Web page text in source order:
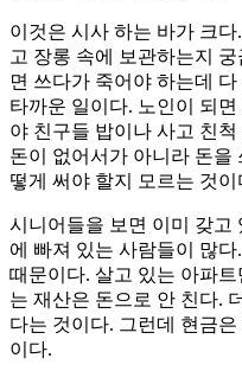
이것은 시사 하는 바가 크
고 장롱 속에 보관하는지
면 쓰다가 죽어야 하는데
타까운 일이다. 노인이 되
야 친구들 밥이나 사고 친
돈이 없어서가 아니라 돈을
떻게 써야 할지 모르는 것이
시니어들을 보면 이미 갖고
에 빠져 있는 사람들이 많
때문이다. 살고 있는 아파
는 재산은 돈으로 안 친다.
다는 것이다. 그런데 현금
이다.